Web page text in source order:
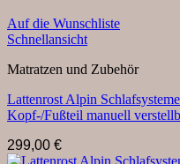
Auf die Wunschliste
Schnellansicht
Matratzen und Zubehör
Lattenrost Alpin
Kopf-/Fußteil manuell
299,00 €